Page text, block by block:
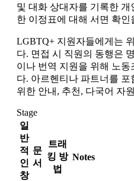
및 대화 상대자를 기록한
한 이정표에 대해 서면 확인
LGBTQ+ 지원자들에게는
다. 면접 시 직원의 동행은
이나 번역 지원을 위해 노동
다. 아르헨티나 파트너를
위한 안내, 추천, 다국어 자
Stage
일
반
적
인
창
문
서
트래
킹 방
법
Notes